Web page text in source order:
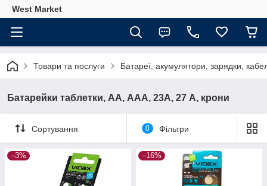
West Market
Товари та послуги Батареї, акумулятори, зарядки,
Батарейки таблетки, АА, ААА, 23А, 27 А, крони
Сортування 0 Фільтри
–3% –16%